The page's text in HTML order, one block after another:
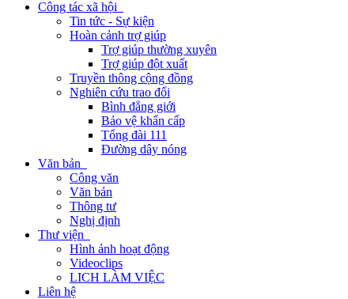
Công tác xã hội
Tin tức - Sự kiện
Hoàn cảnh trợ giúp
Trợ giúp thường xuyên
Trợ giúp đột xuất
Truyền thông cộng đồng
Nghiên cứu trao đổi
Bình đẳng giới
Bảo vệ khẩn cấp
Tổng đài 111
Đường dây nóng
Văn bản
Công văn
Văn bản
Thông tư
Nghị định
Thư viện
Hình ảnh hoạt động
Videoclips
LICH LÀM VIỆC
Liên hệ